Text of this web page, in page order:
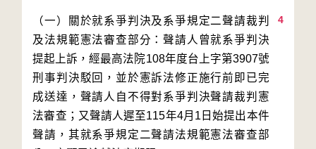
4
（一）關於就系爭判決及系爭規定二聲請裁判
及法規範憲法審查部分：聲請人曾就系爭判決
提起上訴，經最高法院108年度台上字第3907號
刑事判決駁回，並於憲訴法修正施行前即已完
成送達，聲請人自不得對系爭判決聲請裁判憲
法審查；又聲請人遲至115年4月1日始提出本件
聲請，其就系爭規定二聲請法規範憲法審查部